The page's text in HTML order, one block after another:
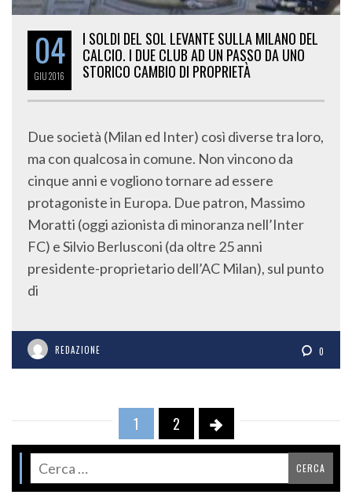
04
GIU2016
I SOLDI DEL SOL LEVANTE SULLA MILANO DEL
CALCIO. I DUE CLUB AD UN PASSO DA UNO
STORICO CAMBIO DI PROPRIETÀ
Due società (Milan ed Inter) così diverse tra loro,
ma con qualcosa in comune. Non vincono da
cinque anni e vogliono tornare ad essere
protagoniste in Europa. Due patron, Massimo
Moratti (oggi azionista di minoranza nell’Inter
FC) e Silvio Berlusconi (da oltre 25 anni
presidente-proprietario dell’AC Milan), sul punto
di
REDAZIONE 0
1 2